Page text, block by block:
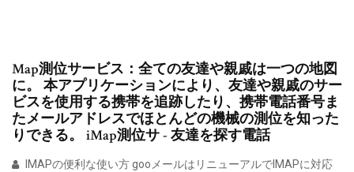
Map測位サービス：全ての友達や親戚は一つの地図
に。 本アプリケーションにより、友達や親戚のサー
ビスを使用する携帯を追跡したり、携帯電話番号ま
たメールアドレスでほとんどの機械の測位を知った
りできる。 iMap測位サ - 友達を探す電話
IMAPの便利な使い方 gooメールはリニューアルでIMAPに対応